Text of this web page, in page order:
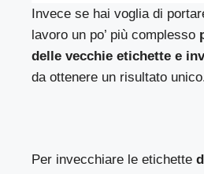
Invece se hai voglia di
lavoro un po’ più complesso
delle vecchie etichette e
da ottenere un risultato
Per invecchiare le etichette